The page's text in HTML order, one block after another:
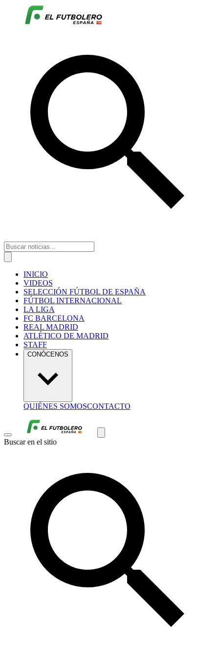
INICIO
VIDEOS
SELECCIÓN FÚTBOL DE ESPAÑA
FÚTBOL INTERNACIONAL
LA LIGA
FC BARCELONA
REAL MADRID
ATLÉTICO DE MADRID
STAFF
CONÓCENOS
QUIÉNES SOMOSCONTACTO
Buscar en el sitio